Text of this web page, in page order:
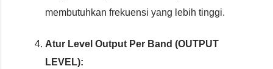
membutuhkan frekuensi yang lebih tinggi.
Atur Level Output Per Band (OUTPUT
LEVEL):